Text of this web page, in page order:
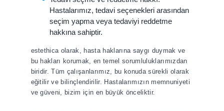
Hastalarımız, tedavi seçenekleri arasından
seçim yapma veya tedaviyi reddetme
hakkına sahiptir.
estethica olarak, hasta haklarına saygı duymak ve
bu hakları korumak, en temel sorumluluklarımızdan
biridir. Tüm çalışanlarımız, bu konuda sürekli olarak
eğitilir ve bilinçlendirilir. Hastalarımızın memnuniyeti
ve güveni, bizim için en büyük önceliktir.